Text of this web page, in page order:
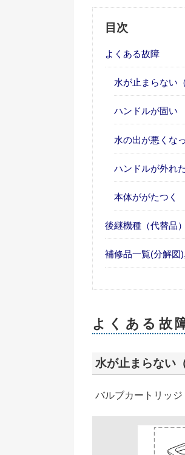
目次
よくある故障
水が止まらない
ハンドルが固い
水の出が悪くな
ハンドルが外れ
本体ががたつく
後継機種（代替品）
補修品一覧(分解図
よくある故
水が止まらない
バルブカートリッジ